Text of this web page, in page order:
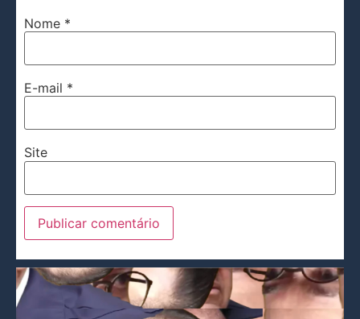
Nome *
E-mail *
Site